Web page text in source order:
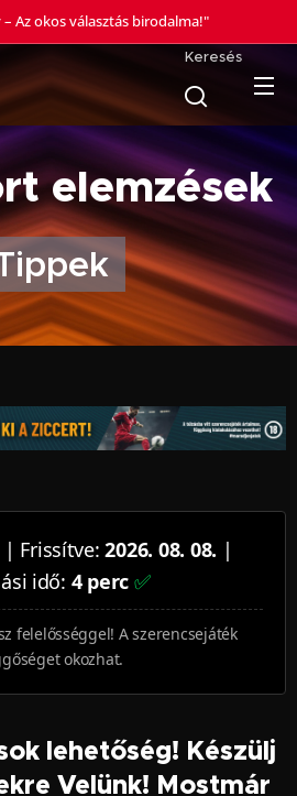
Az okos választás birodalma!"
Keresés
elemzések
| Frissítve:2026. 08. 08. |
idő: 4 perc ✅
felelősséggel! A szerencsejáték
okozhat.
lehetőség! Készülj
Velünk! Mostmár